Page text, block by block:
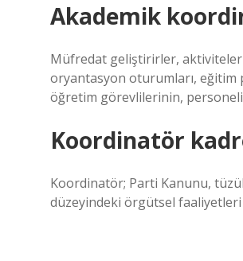
Akademik
Müfredat geliştirirler,
oryantasyon oturumları, eğitim
öğretim görevlilerinin,
Koordinatör
Koordinatör; Parti Kanunu,
düzeyindeki örgütsel